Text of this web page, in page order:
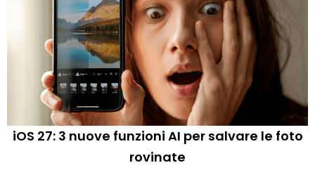
iOS 27: 3 nuove funzioni AI per salvare le foto
rovinate